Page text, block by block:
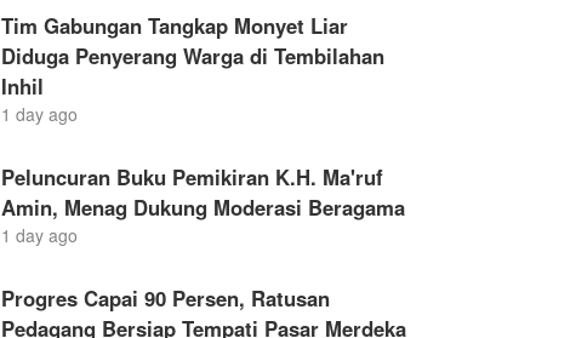
Tim Gabungan Tangkap Monyet Liar
Diduga Penyerang Warga di Tembilahan
Inhil
1 day ago
Peluncuran Buku Pemikiran K.H. Ma'ruf
Amin, Menag Dukung Moderasi Beragama
1 day ago
Progres Capai 90 Persen, Ratusan
Pedagang Bersiap Tempati Pasar Merdeka